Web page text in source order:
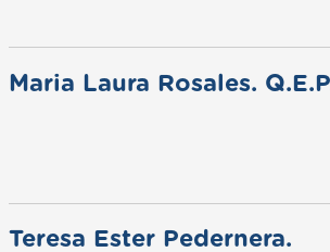
Maria Laura Rosales.
Teresa Ester Pedernera.